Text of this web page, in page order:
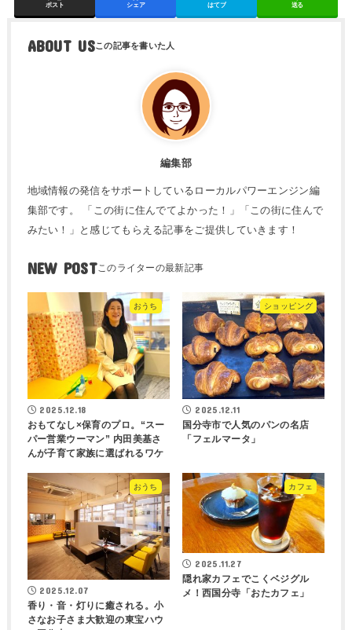
ポスト シェア はてブ 送る
ABOUT US
編集部
地域情報の発信をサポートしているローカルパワーエンジン編
集部です。 「この街に住んでてよかった！」「この街に住んで
みたい！」と感じてもらえる記事をご提供していきます！
NEW POST
おうち
2025.12.18
おもてなし×保育のプロ。“スー
パー営業ウーマン” 内田美基さ
んが子育て家族に選ばれるワケ
ショッピング
2025.12.11
国分寺市で人気のパンの名店
「フェルマータ」
おうち
2025.12.07
香り・音・灯りに癒される。小
さなお子さま大歓迎の東宝ハウ
カフェ
2025.11.27
隠れ家カフェでこくベジグル
メ！西国分寺「おたカフェ」